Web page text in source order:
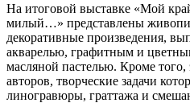
На итоговой выставке «Мой
милый…» представлены
декоративные произведения,
акварелью, графитным и
масляной пастелью. Кроме
авторов, творческие задачи
линогравюры, граттажа и